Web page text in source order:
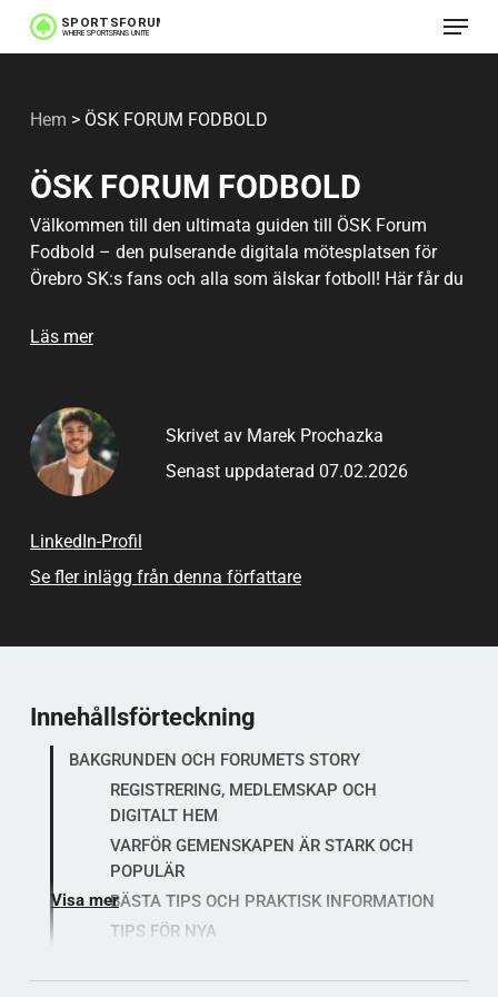
Hoppa
till
Meny
Hem >ÖSK FORUM FODBOLD
ÖSK FORUM FODBOLD
Välkommen till den ultimata guiden till ÖSK Forum
Fodbold – den pulserande digitala mötesplatsen för
Örebro SK:s fans och alla som älskar fotboll! Här får du
bästa tips som gäller, och hur du blir en del av den
till heta diskussioner, praktiska råd och nya vänskaper.
Kom igång direkt och upptäck känslan av äkta laganda
online! Källhänvisningar hittar du längst ner på sidan
Läs mer
Skrivet av Marek Prochazka
Senast uppdaterad 07.02.2026
LinkedIn-Profil
Se fler inlägg från denna författare
Innehållsförteckning
BAKGRUNDEN OCH FORUMETS STORY
REGISTRERING, MEDLEMSKAP OCH
DIGITALT HEM
VARFÖR GEMENSKAPEN ÄR STARK OCH
POPULÄR
BÄSTA TIPS OCH PRAKTISK INFORMATION
TIPS FÖR NYA
Visa mer